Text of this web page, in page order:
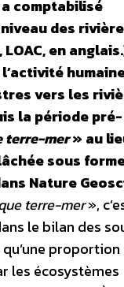
comptabilisé
des
en
vers les
la période pré-
terre-mer» au
sous
Nature
terre-mer»,
le bilan des
proportion
les écosystèmes